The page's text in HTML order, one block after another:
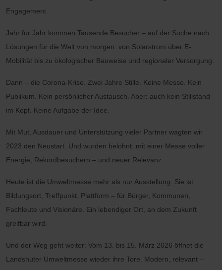
Engagement.
Jahr für Jahr kommen Tausende Besucher – auf der Suche nach
Lösungen für die Welt von morgen: von Solarstrom über E-
Mobilität bis zu ökologischer Bauweise und regionaler Versorgung.
Dann – die Corona-Krise. Zwei Jahre Stille. Keine Messe. Kein
Publikum. Kein persönlicher Austausch. Aber: auch kein Stillstand
im Kopf. Keine Aufgabe der Idee.
Mit Mut, Ausdauer und Unterstützung vieler Partner wagten wir
2023 den Neustart. Und wurden belohnt: mit einer Messe voller
Energie, Rekordbesuchern – und neuer Relevanz.
Heute ist die Umweltmesse mehr als nur Ausstellung. Sie ist
Bildungsort, Treffpunkt, Plattform – für Bürger, Kommunen,
Fachleute und Visionäre. Ein lebendiger Ort, an dem Zukunft
greifbar wird.
Und der Weg geht weiter: Vom 13. bis 15. März 2026 öffnet die
Landshuter Umweltmesse wieder ihre Tore. Modern, relevant –